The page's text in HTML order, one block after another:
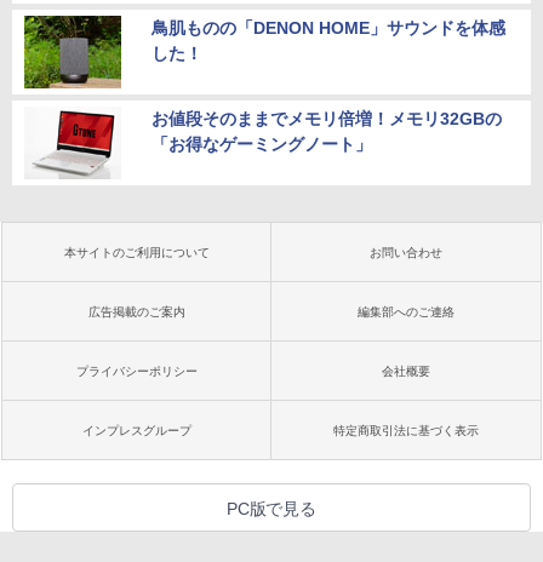
鳥肌ものの「DENON HOME」サウンドを体感
した！
お値段そのままでメモリ倍増！メモリ32GBの
「お得なゲーミングノート」
本サイトのご利用について お問い合わせ
広告掲載のご案内 編集部へのご連絡
プライバシーポリシー 会社概要
インプレスグループ 特定商取引法に基づく表示
PC版で見る